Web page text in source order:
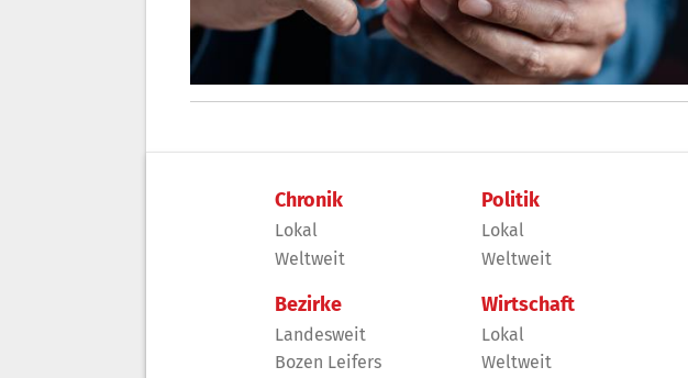
Chronik
Lokal
Weltweit
Bezirke
Landesweit
Bozen Leifers
Politik
Lokal
Weltweit
Wirtschaft
Lokal
Weltweit